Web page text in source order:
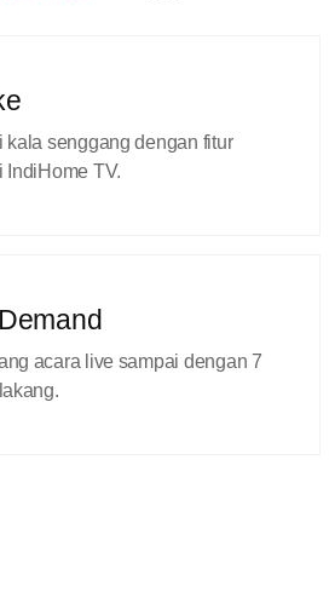
kala senggang dengan fitur
IndiHome TV.
acara live sampai dengan 7